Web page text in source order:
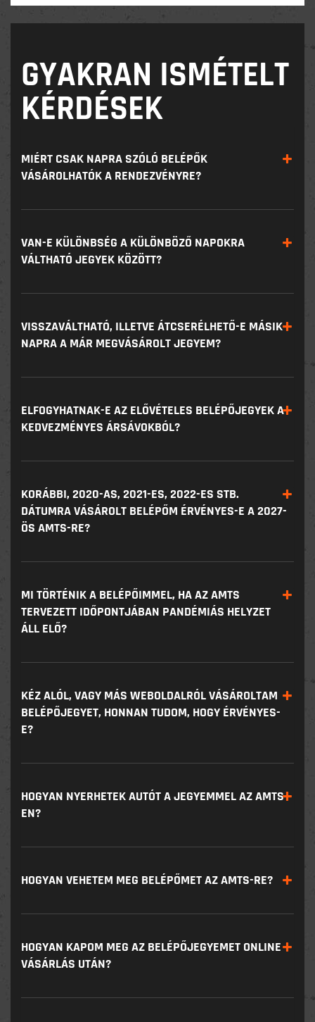
GYAKRAN ISMÉTELT
KÉRDÉSEK
MIÉRT CSAK NAPRA SZÓLÓ BELÉPŐK
VÁSÁROLHATÓK A RENDEZVÉNYRE?
VAN-E KÜLÖNBSÉG A KÜLÖNBÖZŐ NAPOKRA
VÁLTHATÓ JEGYEK KÖZÖTT?
VISSZAVÁLTHATÓ, ILLETVE ÁTCSERÉLHETŐ-E MÁSIK
NAPRA A MÁR MEGVÁSÁROLT JEGYEM?
ELFOGYHATNAK-E AZ ELŐVÉTELES BELÉPŐJEGYEK A
KEDVEZMÉNYES ÁRSÁVOKBÓL?
KORÁBBI, 2020-AS, 2021-ES, 2022-ES STB.
DÁTUMRA VÁSÁROLT BELÉPŐM ÉRVÉNYES-E A 2027-
ÖS AMTS-RE?
MI TÖRTÉNIK A BELÉPŐIMMEL, HA AZ AMTS
TERVEZETT IDŐPONTJÁBAN PANDÉMIÁS HELYZET
ÁLL ELŐ?
KÉZ ALÓL, VAGY MÁS WEBOLDALRÓL VÁSÁROLTAM
BELÉPŐJEGYET, HONNAN TUDOM, HOGY ÉRVÉNYES-
E?
HOGYAN NYERHETEK AUTÓT A JEGYEMMEL AZ AMTS-
EN?
HOGYAN VEHETEM MEG BELÉPŐMET AZ AMTS-RE?
HOGYAN KAPOM MEG AZ BELÉPŐJEGYEMET ONLINE
VÁSÁRLÁS UTÁN?